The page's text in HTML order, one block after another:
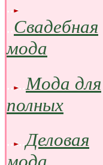
..
..Свадебная
мода
.. ..Мода для
полных
.. ..Деловая